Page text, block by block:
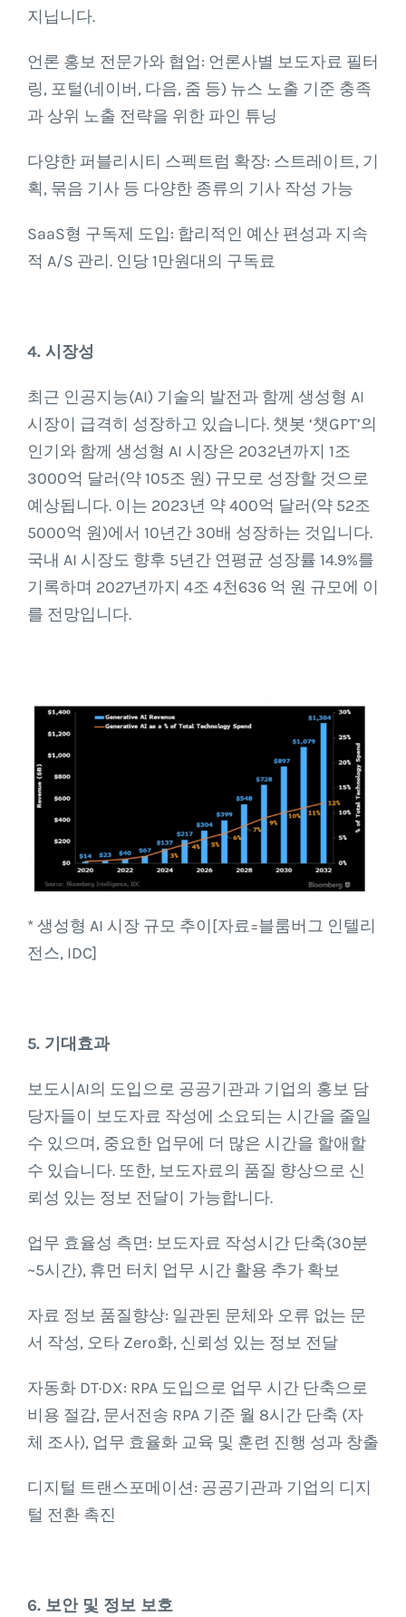
지닙니다.
언론 홍보 전문가와 협업: 언론사별 보도자료 필터
링, 포털(네이버, 다음, 줌 등) 뉴스 노출 기준 충족
과 상위 노출 전략을 위한 파인 튜닝
다양한 퍼블리시티 스펙트럼 확장: 스트레이트, 기
획, 묶음 기사 등 다양한 종류의 기사 작성 가능
SaaS형 구독제 도입: 합리적인 예산 편성과 지속
적 A/S 관리. 인당 1만원대의 구독료
4. 시장성
최근 인공지능(AI) 기술의 발전과 함께 생성형 AI
시장이 급격히 성장하고 있습니다. 챗봇 ‘챗GPT’의
인기와 함께 생성형 AI 시장은 2032년까지 1조
3000억 달러(약 105조 원) 규모로 성장할 것으로
예상됩니다. 이는 2023년 약 400억 달러(약 52조
5000억 원)에서 10년간 30배 성장하는 것입니다.
국내 AI 시장도 향후 5년간 연평균 성장률 14.9%를
기록하며 2027년까지 4조 4천636 억 원 규모에 이
를 전망입니다.
* 생성형 AI 시장 규모 추이[자료=블룸버그 인텔리
전스, IDC]
5. 기대효과
보도시AI의 도입으로 공공기관과 기업의 홍보 담
당자들이 보도자료 작성에 소요되는 시간을 줄일
수 있으며, 중요한 업무에 더 많은 시간을 할애할
수 있습니다. 또한, 보도자료의 품질 향상으로 신
뢰성 있는 정보 전달이 가능합니다.
업무 효율성 측면: 보도자료 작성시간 단축(30분
~5시간), 휴먼 터치 업무 시간 활용 추가 확보
자료 정보 품질향상: 일관된 문체와 오류 없는 문
서 작성, 오타 Zero화, 신뢰성 있는 정보 전달
자동화 DT·DX: RPA 도입으로 업무 시간 단축으로
비용 절감, 문서전송 RPA 기준 월 8시간 단축 (자
체 조사), 업무 효율화 교육 및 훈련 진행 성과 창출
디지털 트랜스포메이션: 공공기관과 기업의 디지
털 전환 촉진
6. 보안 및 정보 보호